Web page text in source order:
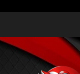
content